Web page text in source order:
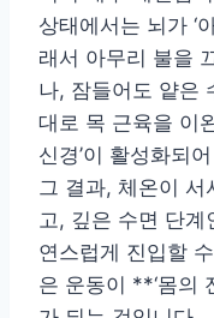
상태에서는 뇌가 ‘
래서 아무리 불을
나, 잠들어도 얕은
대로 목 근육을 이
신경’이 활성화되
그 결과, 체온이 서
고, 깊은 수면 단계
연스럽게 진입할
은 운동이 **‘몸의